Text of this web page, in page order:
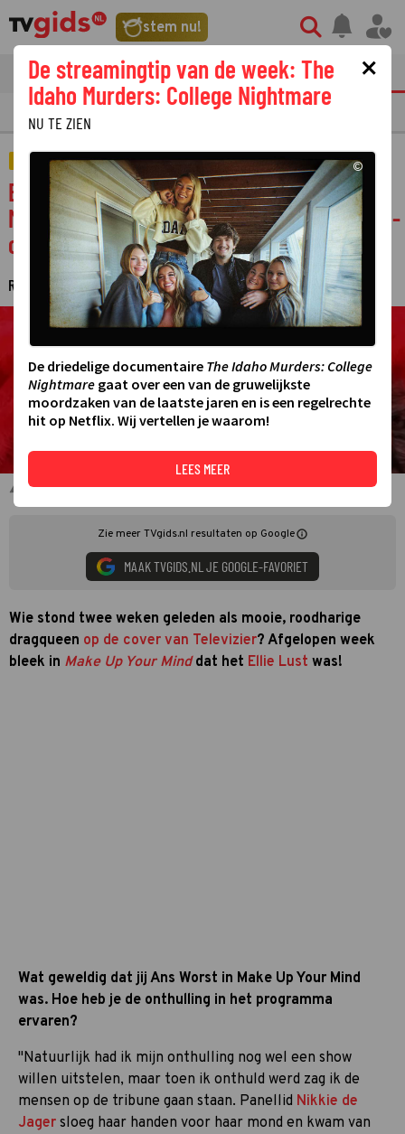
stem nu!
tvgids streaming nieuws
GOUDEN TELEVIZIER-RING
STERREN
Ellie Lust blikt terug op haar Make Up Your
Mind-deelname: 'Voelde als nieuwe coming-
out'
REDACTIE TELEVIZIER·2 APRIL 2024 13:01
Ellie Lust als Ans Worst in Make Up Your Mind 2024
Zie meer TVgids.nl resultaten op Google
MAAK TVGIDS.NL JE GOOGLE-FAVORIET
Wie stond twee weken geleden als mooie, roodharige
dragqueen op de cover van Televizier? Afgelopen week
bleek in Make Up Your Minddat het Ellie Lust was!
Wat geweldig dat jij Ans Worst in Make Up Your Mind
was. Hoe heb je de onthulling in het programma
ervaren?
"Natuurlijk had ik mijn onthulling nog wel een show
willen uitstelen, maar toen ik onthuld werd zag ik de
mensen op de tribune gaan staan. Panellid Nikkie de
Jager sloeg haar handen voor haar mond en kwam van
×
De streamingtip van de week: The
Idaho Murders: College Nightmare
NU TE ZIEN
©
De driedelige documentaire The Idaho Murders: College
Nightmare gaat over een van de gruwelijkste
moordzaken van de laatste jaren en is een regelrechte
hit op Netflix. Wij vertellen je waarom!
LEES MEER